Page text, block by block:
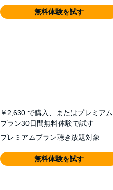
無料体験を試す
￥2,630 で購入、またはプレミアム
プラン30日間無料体験で試す
プレミアムプラン聴き放題対象
無料体験を試す